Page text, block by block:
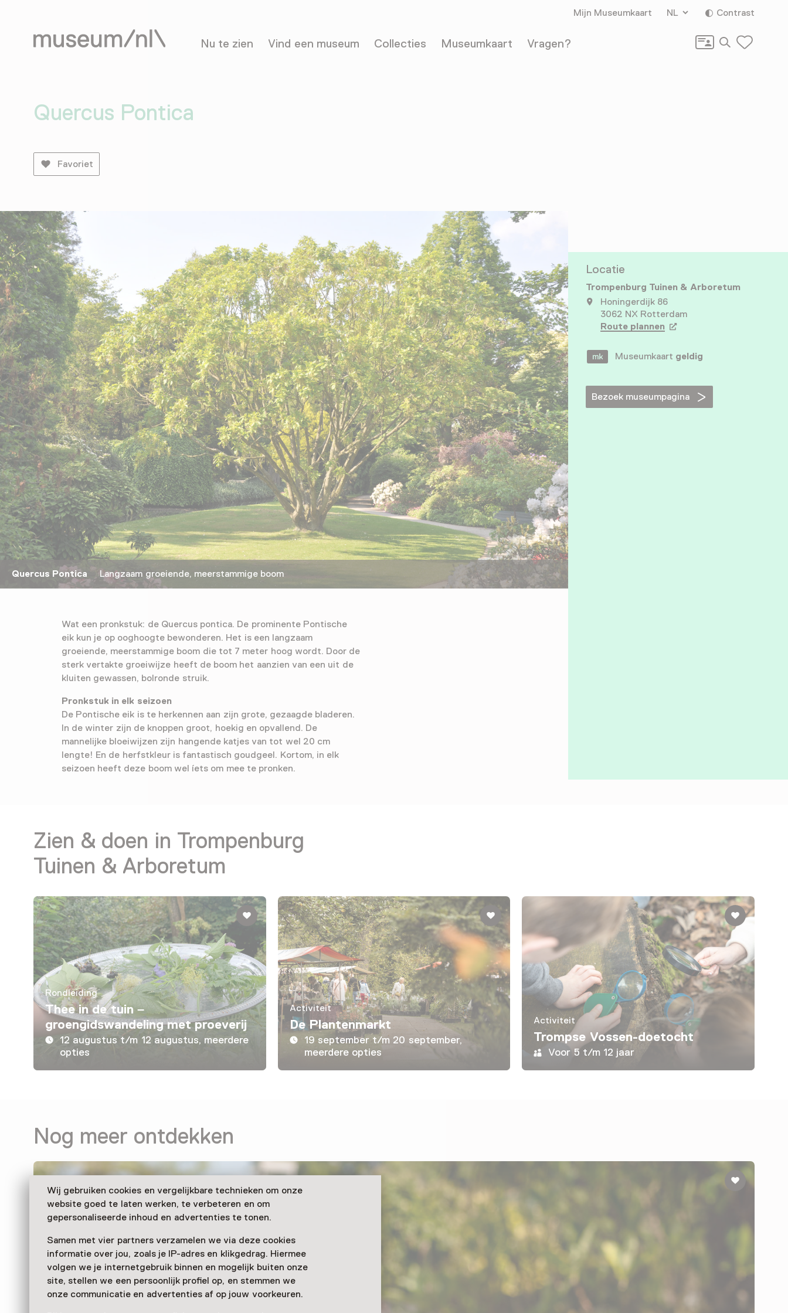
Wij gebruiken cookies en vergelijkbare technieken om onze
website goed te laten werken, te verbeteren en om
gepersonaliseerde inhoud en advertenties te tonen.
Samen met vier partners verzamelen we via deze cookies
informatie over jou, zoals je IP-adres en klikgedrag. Hiermee
volgen we je internetgebruik binnen en mogelijk buiten onze
site, stellen we een persoonlijk profiel op, en stemmen we
onze communicatie en advertenties af op jouw voorkeuren.
Nu te zien Vind een museum Collecties Museumkaart Vragen?
Mijn Museumkaart NL Contrast
Zoeken
Quercus Pontica
Favoriet
Quercus Pontica Langzaam groeiende, meerstammige boom
Wat een pronkstuk: de Quercus pontica. De prominente Pontische
eik kun je op ooghoogte bewonderen. Het is een langzaam
groeiende, meerstammige boom die tot 7 meter hoog wordt. Door de
sterk vertakte groeiwijze heeft de boom het aanzien van een uit de
kluiten gewassen, bolronde struik.
Pronkstuk in elk seizoen
De Pontische eik is te herkennen aan zijn grote, gezaagde bladeren.
In de winter zijn de knoppen groot, hoekig en opvallend. De
mannelijke bloeiwijzen zijn hangende katjes van tot wel 20 cm
lengte! En de herfstkleur is fantastisch goudgeel. Kortom, in elk
seizoen heeft deze boom wel íets om mee te pronken.
Locatie
Trompenburg Tuinen & Arboretum
Honingerdijk 86
3062 NX Rotterdam
Route plannen Opent in een nieuw tabblad
Museumkaart geldig
Bezoek museumpagina
Zien & doen in Trompenburg
Tuinen & Arboretum
Rondleiding
Thee in de tuin –
groengidswandeling met proeverij
12 augustus t/m 12 augustus, meerdere
opties
Activiteit
De Plantenmarkt
19 september t/m 20 september,
meerdere opties
Activiteit
Trompse Vossen-doetocht
Voor 5 t/m 12 jaar
Nog meer ontdekken